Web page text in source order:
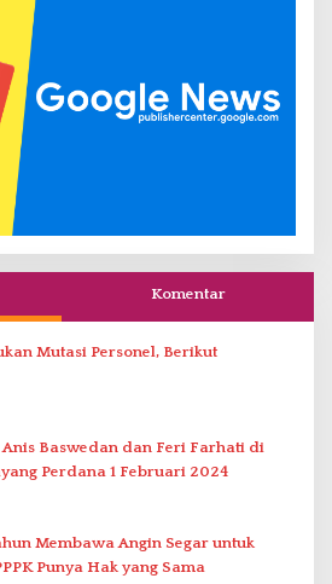
Komentar
Mutasi Personel, Berikut
Baswedan dan Feri Farhati di
Perdana 1 Februari 2024
Membawa Angin Segar untuk
Punya Hak yang Sama